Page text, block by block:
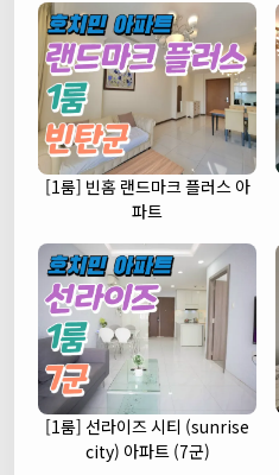
[1룸] 빈홈 랜드마크 플러스 아
파트
[1룸] 선라이즈 시티 (sunrise
city) 아파트 (7군)